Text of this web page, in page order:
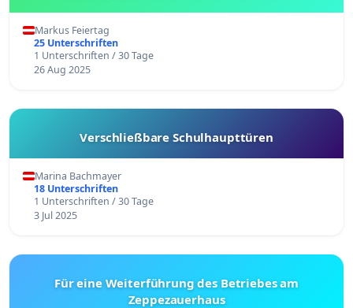
Markus Feiertag
25 Unterschriften
1 Unterschriften / 30 Tage
26 Aug 2025
Verschließbare Schulhaupttüren
Marina Bachmayer
18 Unterschriften
1 Unterschriften / 30 Tage
3 Jul 2025
Für eine Weiterführung des Betriebes am
Zeppezauerhaus